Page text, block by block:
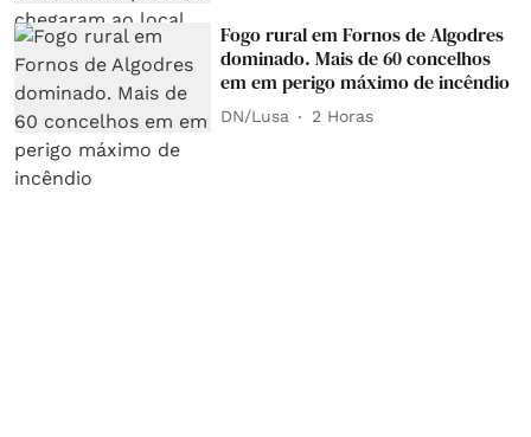
Fogo rural em Fornos de Algodres
dominado. Mais de 60 concelhos
em em perigo máximo de incêndio
DN/Lusa 2 Horas